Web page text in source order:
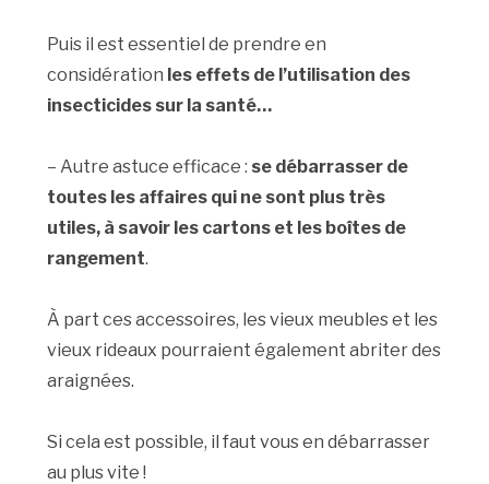
Puis il est essentiel de prendre en
considération les effets de l’utilisation des
insecticides sur la santé…
– Autre astuce efficace : se débarrasser de
toutes les affaires qui ne sont plus très
utiles, à savoir les cartons et les boîtes de
rangement.
À part ces accessoires, les vieux meubles et les
vieux rideaux pourraient également abriter des
araignées.
Si cela est possible, il faut vous en débarrasser
au plus vite !